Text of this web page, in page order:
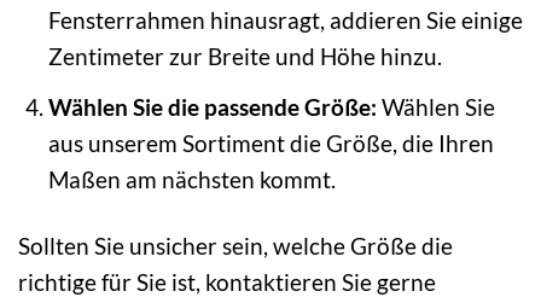
Fensterrahmen hinausragt, addieren Sie einige
Zentimeter zur Breite und Höhe hinzu.
Wählen Sie die passende Größe: Wählen Sie
aus unserem Sortiment die Größe, die Ihren
Maßen am nächsten kommt.
Sollten Sie unsicher sein, welche Größe die
richtige für Sie ist, kontaktieren Sie gerne